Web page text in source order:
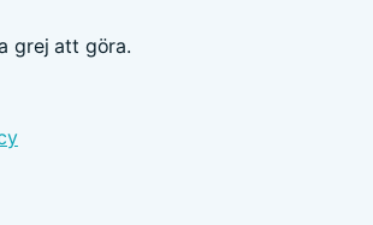
grej att göra.